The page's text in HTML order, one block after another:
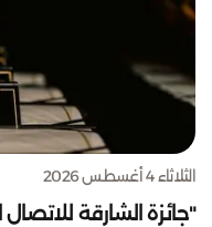
الثلاثاء 4 أغسطس 2026
"جائزة الشارقة